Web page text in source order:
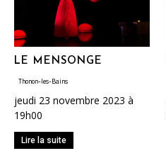
LE MENSONGE
Thonon-les-Bains
jeudi 23 novembre 2023 à
19h00
Lire la suite